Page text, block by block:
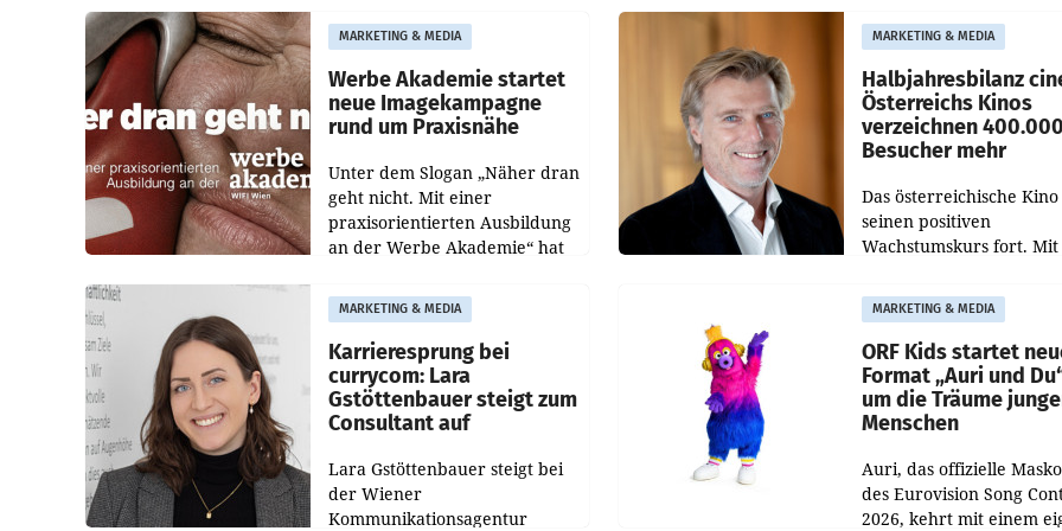
Tageszeitungen und analysiert,
welche Politikerinnen und
Politiker Österreichs die
Schwebe bleiben. Eine
Richterin setzte den
MARKETING & MEDIA
Werbe Akademie startet
neue Imagekampagne
rund um Praxisnähe
Unter dem Slogan „Näher dran
geht nicht. Mit einer
praxisorientierten Ausbildung
an der Werbe Akademie“ hat
WIFI Wien eine neue
Imagekampagne gestartet.
MARKETING & MEDIA
Halbjahresbilanz
Österreichs Kinos
verzeichnen 400.000
Besucher mehr
Das österreichische Kino
seinen positiven
Wachstumskurs fort.
und Besucher höheren
Nettoreichweite im ersten
Halbjahr 2026
MARKETING & MEDIA
Karrieresprung bei
currycom: Lara
Gstöttenbauer steigt zum
Consultant auf
Lara Gstöttenbauer steigt bei
der Wiener
Kommunikationsagentur
MARKETING & MEDIA
ORF Kids startet
Format „Auri und
um die Träume
Menschen
Auri, das offizielle
des Eurovision Song
2026, kehrt mit einem